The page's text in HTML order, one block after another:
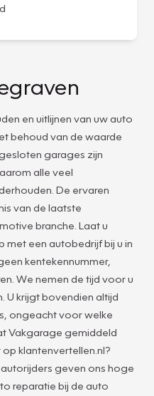
en uitlijnen van uw auto
behoud van de waarde
garages zijn
alle veel
De ervaren
van de laatste
branche. Laat u
met een autobedrijf bij u in
kentekennummer,
We nemen de tijd voor u
U krijgt bovendien altijd
ongeacht voor welke
Vakgarage gemiddeld
klantenvertellen.nl?
geven ons hoge
reparatie bij de auto